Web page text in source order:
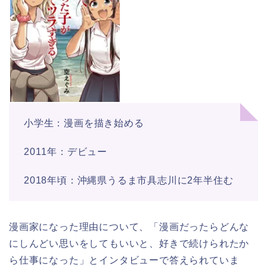
小学生：漫画を描き始める
2011年：デビュー
2018年頃：沖縄県うるま市具志川に2年半住む
漫画家になった理由について、「漫画だったらどんな
にしんどい思いをしてもいいと、好きで続けられたか
ら仕事になった」とインタビューで答えられていま